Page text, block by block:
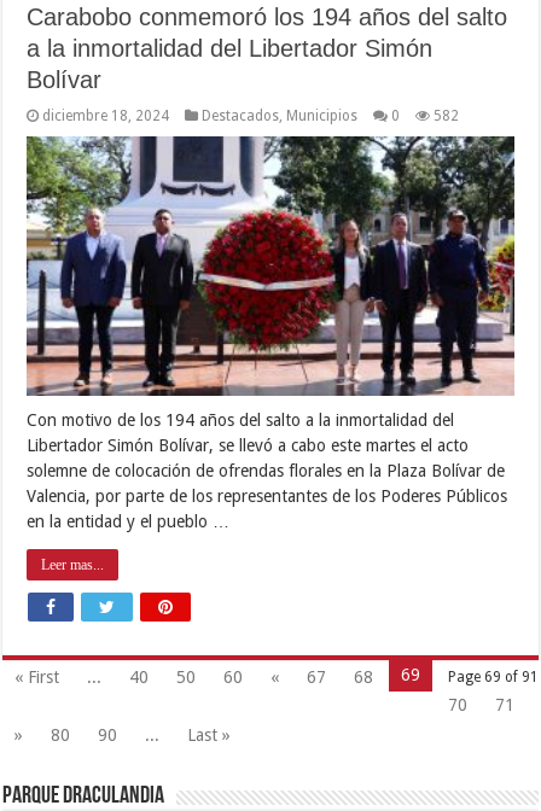
Carabobo conmemoró los 194 años del salto
a la inmortalidad del Libertador Simón
Bolívar
diciembre 18, 2024 Destacados, Municipios 0 582
Con motivo de los 194 años del salto a la inmortalidad del
Libertador Simón Bolívar, se llevó a cabo este martes el acto
solemne de colocación de ofrendas florales en la Plaza Bolívar de
Valencia, por parte de los representantes de los Poderes Públicos
en la entidad y el pueblo …
Leer mas...
Page 69 of 91
« First ... 40 50 60 « 67 68
69
70
71
»
80 90 ... Last »
Parque Draculandia